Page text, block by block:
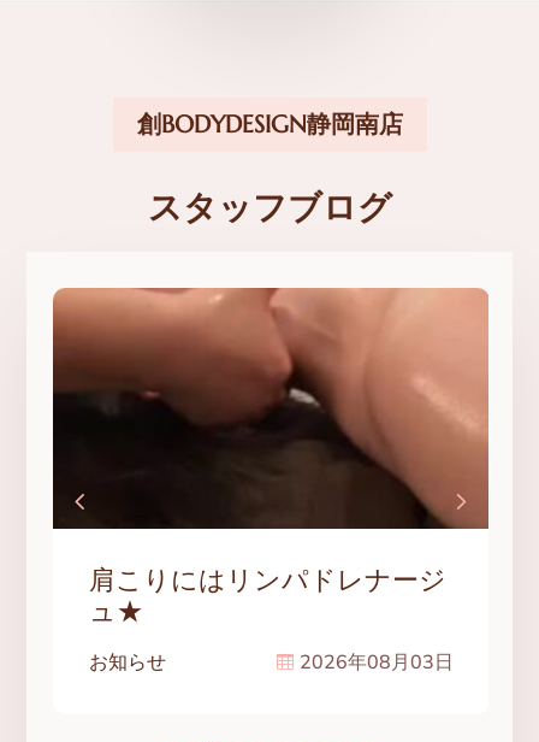
創BODYDESIGN静岡南店
スタッフブログ
ブログ一覧
肩こりにはリンパドレナージ
ュ★
お知らせ  2026年08月03日